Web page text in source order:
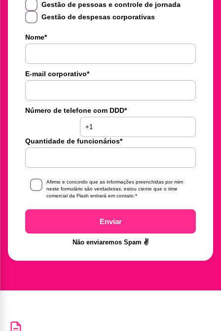
Gestão de pessoas e controle de jornada
Gestão de despesas corporativas
Nome*
E-mail corporativo*
Número de telefone com DDD*
Quantidade de funcionários*
Afirmo e concordo que as informações preenchidas por mim
neste formulário são verdadeiras, estou ciente que o time
comercial da Flash entrará em contato. *
Enviar
Não enviaremos Spam ✌️